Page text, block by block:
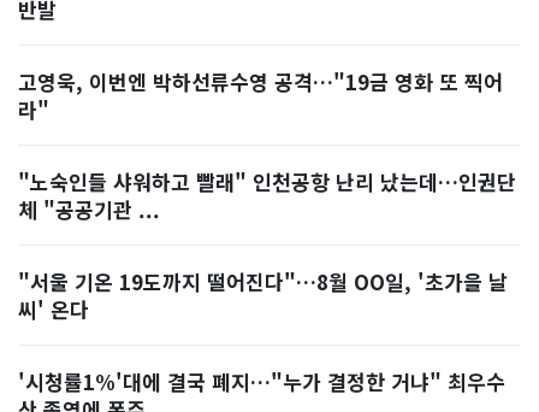
반발
고영욱, 이번엔 박하선류수영 공격…"19금 영화 또 찍어
라"
"노숙인들 샤워하고 빨래" 인천공항 난리 났는데…인권단
체 "공공기관 ...
"서울 기온 19도까지 떨어진다"…8월 OO일, '초가을 날
씨' 온다
'시청률1%'대에 결국 폐지…"누가 결정한 거냐" 최우수